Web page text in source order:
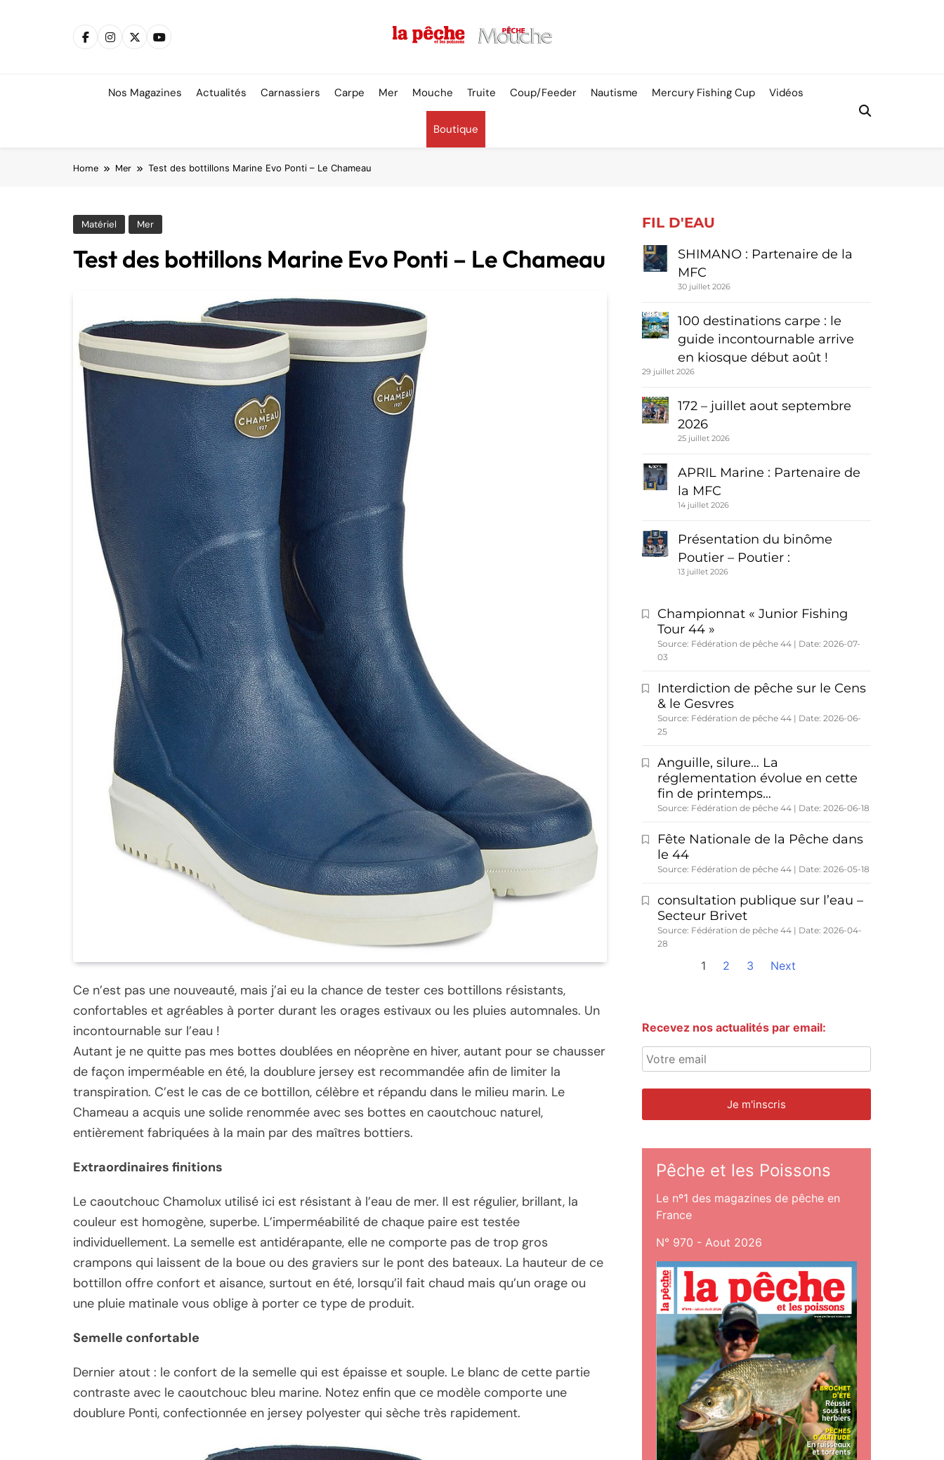
Nos Magazines Actualités Carnassiers Carpe Mer Mouche Truite Coup/Feeder Nautisme Mercury Fishing Cup Vidéos
Boutique
Home Mer Test des bottillons Marine Evo Ponti – Le Chameau
Matériel Mer
Test des bottillons Marine Evo Ponti – Le Chameau
Ce n’est pas une nouveauté, mais j’ai eu la chance de tester ces bottillons résistants,
confortables et agréables à porter durant les orages estivaux ou les pluies automnales. Un
incontournable sur l’eau !
Autant je ne quitte pas mes bottes doublées en néoprène en hiver, autant pour se chausser
de façon imperméable en été, la doublure jersey est recommandée afin de limiter la
transpiration. C’est le cas de ce bottillon, célèbre et répandu dans le milieu marin. Le
Chameau a acquis une solide renommée avec ses bottes en caoutchouc naturel,
entièrement fabriquées à la main par des maîtres bottiers.
Extraordinaires finitions
Le caoutchouc Chamolux utilisé ici est résistant à l’eau de mer. Il est régulier, brillant, la
couleur est homogène, superbe. L’imperméabilité de chaque paire est testée
individuellement. La semelle est antidérapante, elle ne comporte pas de trop gros
crampons qui laissent de la boue ou des graviers sur le pont des bateaux. La hauteur de ce
bottillon offre confort et aisance, surtout en été, lorsqu’il fait chaud mais qu’un orage ou
une pluie matinale vous oblige à porter ce type de produit.
Semelle confortable
Dernier atout : le confort de la semelle qui est épaisse et souple. Le blanc de cette partie
contraste avec le caoutchouc bleu marine. Notez enfin que ce modèle comporte une
doublure Ponti, confectionnée en jersey polyester qui sèche très rapidement.
FIL D'EAU
SHIMANO : Partenaire de la
MFC
30 juillet 2026
100 destinations carpe : le
guide incontournable arrive
en kiosque début août !
29 juillet 2026
172 – juillet aout septembre
2026
25 juillet 2026
APRIL Marine : Partenaire de
la MFC
14 juillet 2026
Présentation du binôme
Poutier – Poutier :
13 juillet 2026
Championnat « Junior Fishing
Tour 44 »
Source: Fédération de pêche 44
Date: 2026-07-
03
Interdiction de pêche sur le Cens
& le Gesvres
Source: Fédération de pêche 44
Date: 2026-06-
25
Anguille, silure… La
réglementation évolue en cette
fin de printemps…
Source: Fédération de pêche 44 Date: 2026-06-18
Fête Nationale de la Pêche dans
le 44
Source: Fédération de pêche 44 Date: 2026-05-18
consultation publique sur l’eau –
Secteur Brivet
Source: Fédération de pêche 44
Date: 2026-04-
28
1 2 3 Next
Recevez nos actualités par email:
Pêche et les Poissons
Le nº1 des magazines de pêche en
France
N° 970 - Aout 2026